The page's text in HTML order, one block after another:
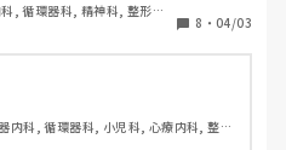
, 循環器科, 精神科, 整形外
8 ・ 04/03
内科, 循環器科, 小児科, 心療内科, 整形